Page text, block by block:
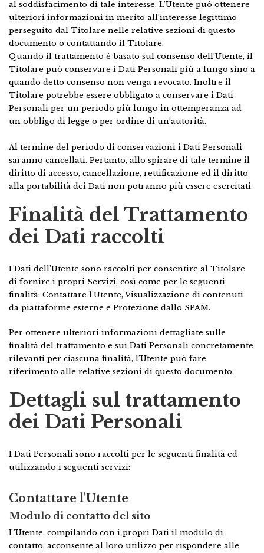
al soddisfacimento di tale interesse. L’Utente può ottenere
ulteriori informazioni in merito all’interesse legittimo
perseguito dal Titolare nelle relative sezioni di questo
documento o contattando il Titolare.
Quando il trattamento è basato sul consenso dell’Utente, il
Titolare può conservare i Dati Personali più a lungo sino a
quando detto consenso non venga revocato. Inoltre il
Titolare potrebbe essere obbligato a conservare i Dati
Personali per un periodo più lungo in ottemperanza ad
un obbligo di legge o per ordine di un’autorità.
Al termine del periodo di conservazioni i Dati Personali
saranno cancellati. Pertanto, allo spirare di tale termine il
diritto di accesso, cancellazione, rettificazione ed il diritto
alla portabilità dei Dati non potranno più essere esercitati.
Finalità del Trattamento
dei Dati raccolti
I Dati dell’Utente sono raccolti per consentire al Titolare
di fornire i propri Servizi, così come per le seguenti
finalità: Contattare l'Utente, Visualizzazione di contenuti
da piattaforme esterne e Protezione dallo SPAM.
Per ottenere ulteriori informazioni dettagliate sulle
finalità del trattamento e sui Dati Personali concretamente
rilevanti per ciascuna finalità, l’Utente può fare
riferimento alle relative sezioni di questo documento.
Dettagli sul trattamento
dei Dati Personali
I Dati Personali sono raccolti per le seguenti finalità ed
utilizzando i seguenti servizi:
Contattare l'Utente
Modulo di contatto del sito
L’Utente, compilando con i propri Dati il modulo di
contatto, acconsente al loro utilizzo per rispondere alle